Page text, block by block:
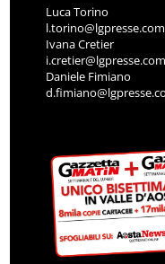
Luca Torino
l.torino@lgpresse.com
Ivana Cretier
i.cretier@lgpresse.com
Daniele Fimiano